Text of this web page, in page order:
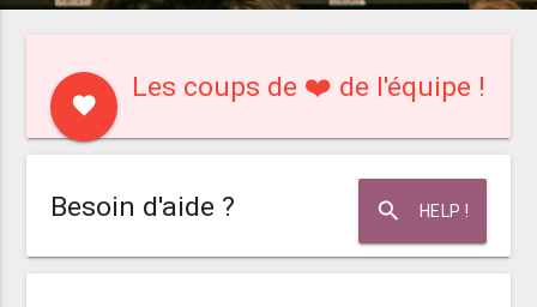
favorite
Les coups de ❤️ de l'équipe !
search HELP !
Besoin d'aide ?